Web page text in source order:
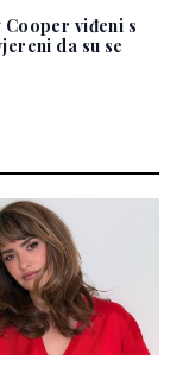
viđeni s
da su se